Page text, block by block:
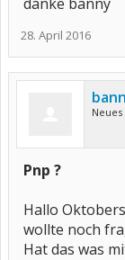
28. April 2016
Pnp ?
Hallo
wollte noch
Hat das was